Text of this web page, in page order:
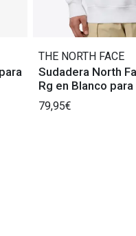
THE NORTH FACE
Sudadera North
Rg en Blanco
79,95€